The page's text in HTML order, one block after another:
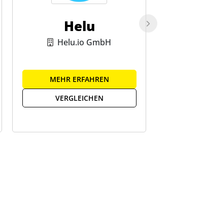
Helu
Helu.io GmbH
MEHR ERFAHREN
VERGLEICHEN